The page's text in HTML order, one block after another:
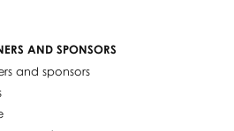
AND SPONSORS
and sponsors